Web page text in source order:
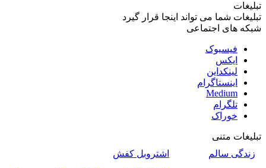
تبلیغات
تبلیغات شما می تواند اینجا قرار گیرد
شبکه های اجتماعی
فیسبوک
ایکس
لینکداین
اینستاگرام
Medium
تلگرام
خوراک
تبلیغات متنی
زندگی سالم
اشتروبل کفش